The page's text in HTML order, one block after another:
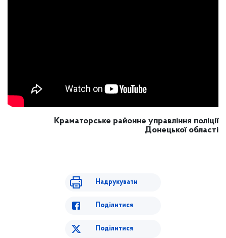
Краматорське районне управління поліції
Донецької області
Надрукувати
Поділитися
Поділитися